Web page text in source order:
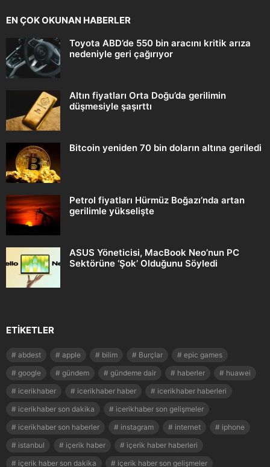
EN ÇOK OKUNAN HABERLER
Toyota ABD’de 550 bin aracını kritik arıza
nedeniyle geri çağırıyor
Altın fiyatları Orta Doğu’da gerilimin
düşmesiyle şaşırttı
Bitcoin yeniden 70 bin doların altına geriledi
Petrol fiyatları Hürmüz Boğazı’nda artan
gerilimle yükselişte
ASUS Yöneticisi, MacBook Neo’nun PC
Sektörüne ‘Şok’ Olduğunu Söyledi
ETIKETLER
abdest apple bilim Burçlar
epic games
google
gündem gündeme dair haberler
huawei
icerikhaber
icerikhaber haber
icerikhaber haberleri
icerikhaber son dakika
icerikhaber son gelişmeler
icerikhaber son haberler
instagram internet
iphone
istanbul
içerik haber
içerik haber haberleri
içerik haber son dakika
içerik haber son gelişmeler